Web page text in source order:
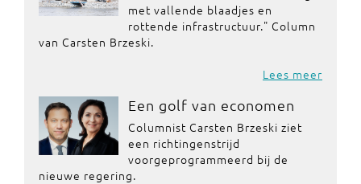
met vallende blaadjes en
rottende infrastructuur." Column
van Carsten Brzeski.
Lees meer
Een golf van economen
Columnist Carsten Brzeski ziet
een richtingenstrijd
voorgeprogrammeerd bij de
nieuwe regering.